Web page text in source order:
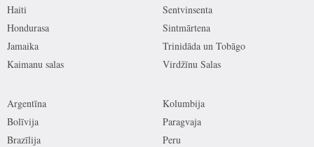
Haiti
Hondurasa
Jamaika
Kaimanu salas
Sentvinsenta
Sintmārtena
Trinidāda un Tobāgo
Virdžīnu Salas
Argentīna
Bolīvija
Brazīlija
Kolumbija
Paragvaja
Peru